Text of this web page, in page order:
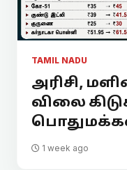
TAMIL NADU
அரிசி,
விலை
1 week ago